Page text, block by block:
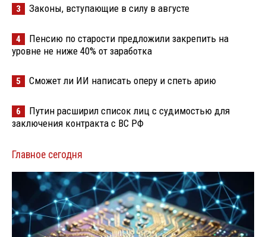
3 Законы, вступающие в силу в августе
4
Пенсию по старости предложили закрепить на
уровне не ниже 40% от заработка
5 Сможет ли ИИ написать оперу и спеть арию
6
Путин расширил список лиц с судимостью для
заключения контракта с ВС РФ
Главное сегодня